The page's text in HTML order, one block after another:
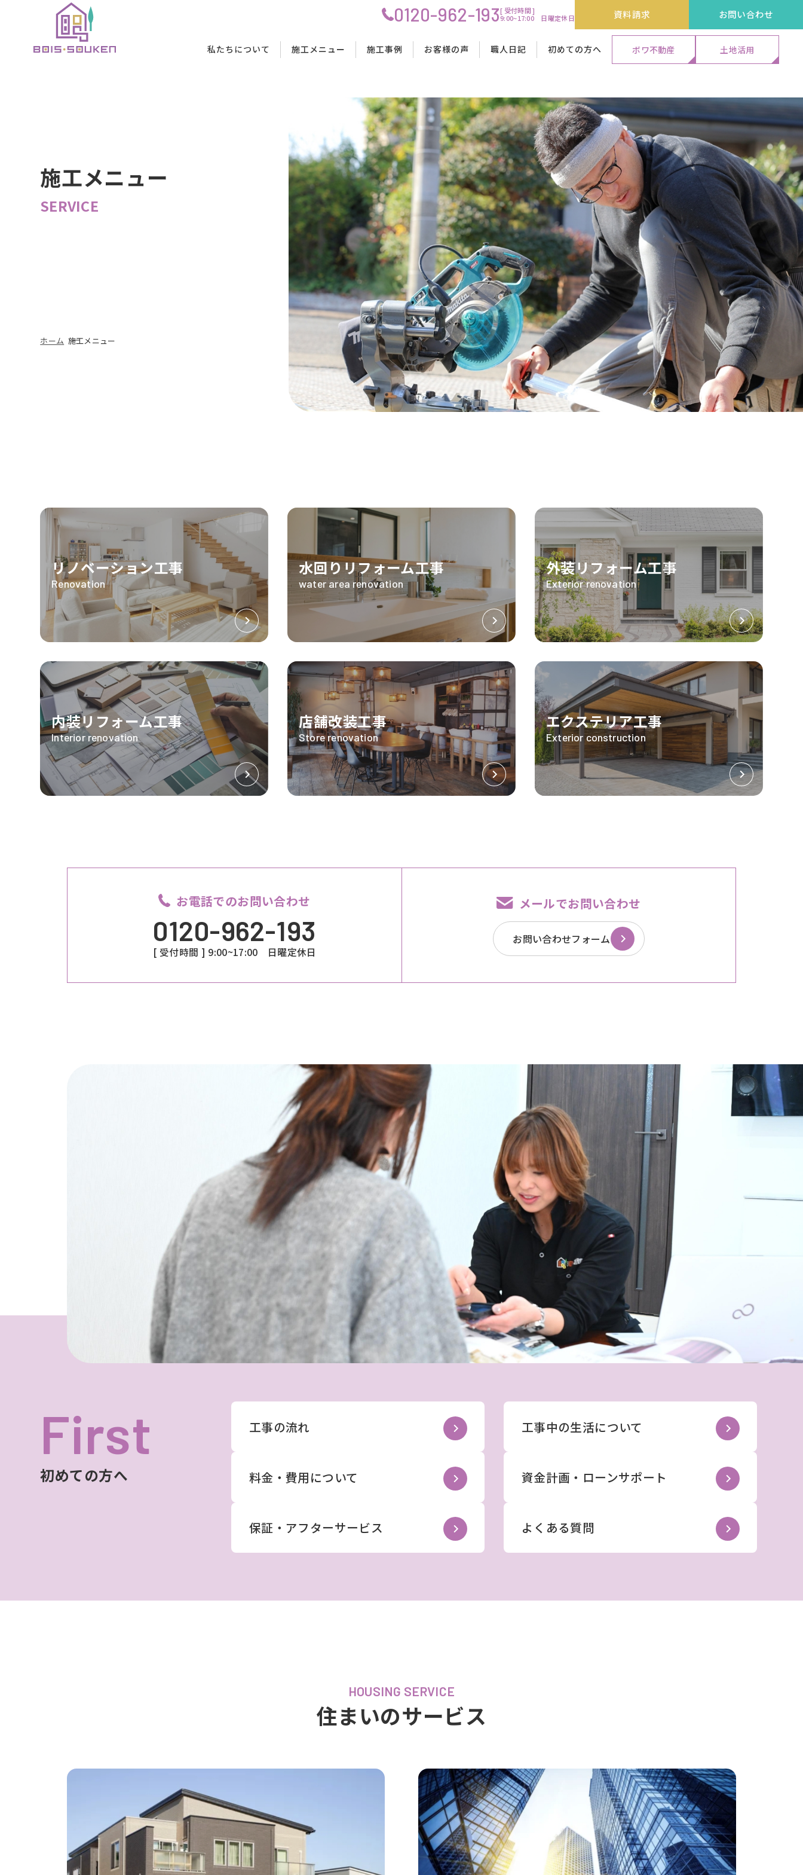
0120-962-193[ 受付時間 ]
9:00~17:00 日曜定休日
資料請求 お問い合わせ
本文までスキップ
私たちについて
理念 代表メッセージ&ストーリー
会社概要 スタッフ紹介
施工メニュー
水回りリフォーム工事 外装リフォーム工事
内装リフォーム工事 店舗改装工事 エクステリア工事
施工事例
水回りリフォーム工事 外装リフォーム工事
内装リフォーム工事 店舗改装工事 エクステリア工事
お客様の声
水回りリフォーム工事 外装リフォーム工事
内装リフォーム工事 店舗改装工事 エクステリア工事
職人日記 初めての方へ
料金・費用について 保証・アフターサービス
工事中の生活について 資金計画・ローンサポート よくある質問
ボワ不動産 土地活用
施工メニュー
SERVICE
ホーム 施工メニュー
リノベーション工事
Renovation
水回りリフォーム工事
water area renovation
外装リフォーム工事
Exterior renovation
内装リフォーム工事
Interior renovation
店舗改装工事
Store renovation
エクステリア工事
Exterior construction
お電話でのお問い合わせ
0120-962-193
[ 受付時間 ] 9:00~17:00 日曜定休日
メールでお問い合わせ
お問い合わせフォーム
First
初めての方へ
工事の流れ
料金・費用について
保証・アフターサービス
工事中の生活について
資金計画・ローンサポート
よくある質問
HOUSING SERVICE
住まいのサービス